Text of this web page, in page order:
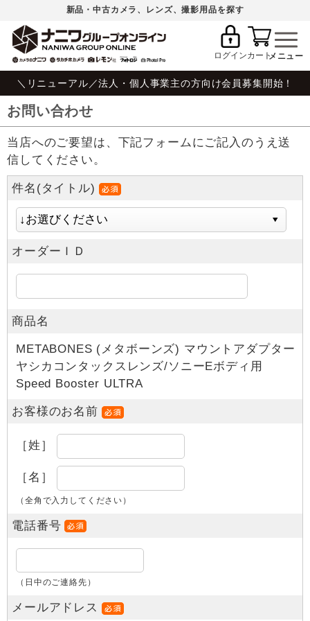
新品・中古カメラ、レンズ、撮影用品を探す
ログインカート
＼リニューアル／法人・個人事業主の方向け会員募集開始！
お問い合わせ
当店へのご要望は、下記フォームにご記入のうえ送
信してください。
件名(タイトル)
オーダーＩＤ
商品名
METABONES (メタボーンズ) マウントアダプター
ヤシカコンタックスレンズ/ソニーEボディ用
Speed Booster ULTRA
お客様のお名前
［姓］
［名］
（全角で入力してください）
電話番号
（日中のご連絡先）
メールアドレス